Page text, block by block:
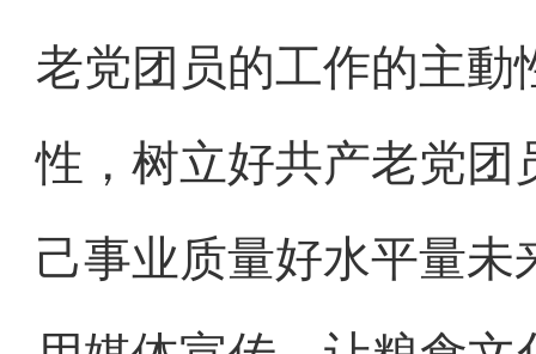
老党团员的工作的主
性，树立好共产老党团
己事业质量好水平量